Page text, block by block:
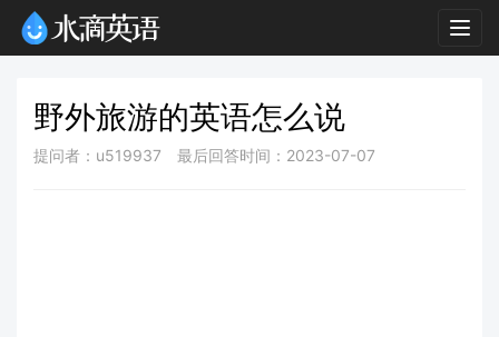
野外旅游的英语怎么说
提问者：u519937 最后回答时间：2023-07-07